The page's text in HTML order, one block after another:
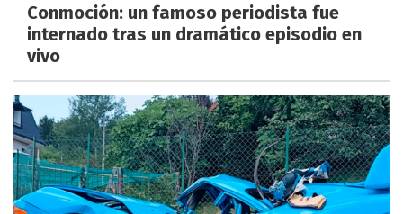
Conmoción: un famoso periodista fue
internado tras un dramático episodio en
vivo